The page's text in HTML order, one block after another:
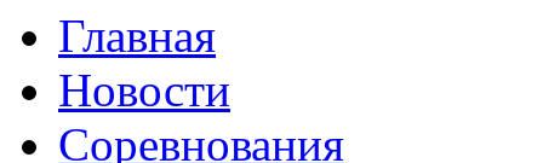
Главная
Новости
Соревнования